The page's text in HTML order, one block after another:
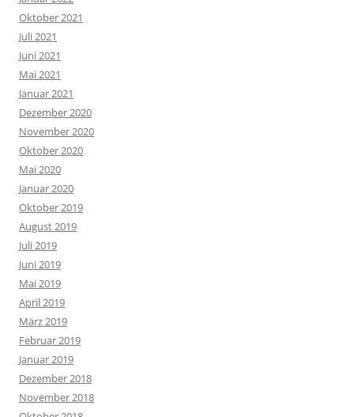
Oktober 2021
Juli 2021
Juni 2021
Mai 2021
Januar 2021
Dezember 2020
November 2020
Oktober 2020
Mai 2020
Januar 2020
Oktober 2019
August 2019
Juli 2019
Juni 2019
Mai 2019
April 2019
März 2019
Februar 2019
Januar 2019
Dezember 2018
November 2018